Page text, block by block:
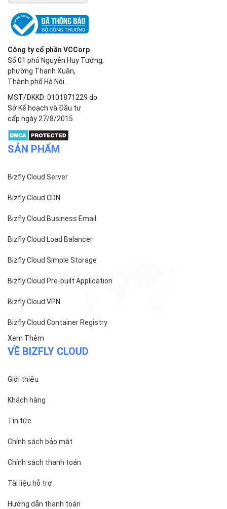
Công ty cổ phần VCCorp
Số 01 phố Nguyễn Huy Tưởng,
phường Thanh Xuân,
Thành phố Hà Nội.
MST/ĐKKD: 0101871229 do
Sở Kế hoạch và Đầu tư
cấp ngày 27/8/2015
SẢN PHẨM
Bizfly Cloud Server
Bizfly Cloud CDN
Bizfly Cloud Business Email
Bizfly Cloud Load Balancer
Bizfly Cloud Simple Storage
Bizfly Cloud Pre-built Application
Bizfly Cloud VPN
Bizfly Cloud Container Registry
Xem Thêm
VỀ BIZFLY CLOUD
Giới thiệu
Khách hàng
Tin tức
Chính sách bảo mật
Chính sách thanh toán
Tài liệu hỗ trợ
Hướng dẫn thanh toán